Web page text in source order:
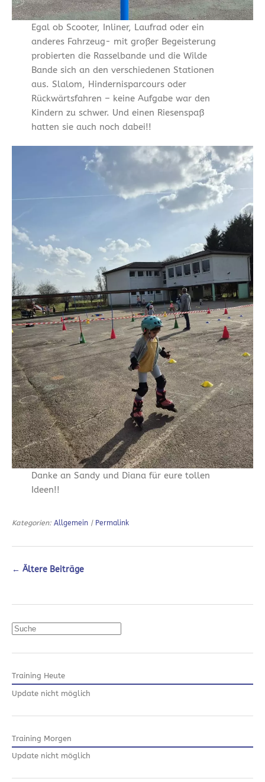
Egal ob Scooter, Inliner, Laufrad oder ein
anderes Fahrzeug- mit großer Begeisterung
probierten die Rasselbande und die Wilde
Bande sich an den verschiedenen Stationen
aus. Slalom, Hindernisparcours oder
Rückwärtsfahren – keine Aufgabe war den
Kindern zu schwer. Und einen Riesenspaß
hatten sie auch noch dabei!!
Danke an Sandy und Diana für eure tollen
Ideen!!
Kategorien: Allgemein | Permalink
← Ältere Beiträge
Suchen
Training Heute
Update nicht möglich
Training Morgen
Update nicht möglich